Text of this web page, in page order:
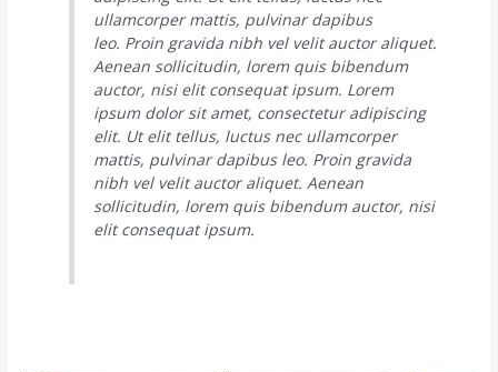
ullamcorper mattis, pulvinar dapibus
leo. Proin gravida nibh vel velit auctor aliquet.
Aenean sollicitudin, lorem quis bibendum
auctor, nisi elit consequat ipsum. Lorem
ipsum dolor sit amet, consectetur adipiscing
elit. Ut elit tellus, luctus nec ullamcorper
mattis, pulvinar dapibus leo. Proin gravida
nibh vel velit auctor aliquet. Aenean
sollicitudin, lorem quis bibendum auctor, nisi
elit consequat ipsum.